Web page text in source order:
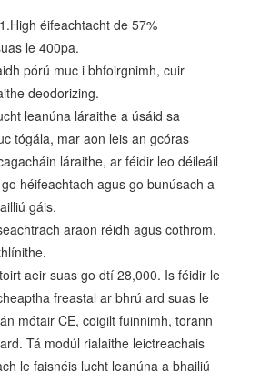
éifeachtacht de 57%
le 400pa.
pórú muc i bhfoirgnimh, cuir
deodorizing.
leanúna láraithe a úsáid sa
tógála, mar aon leis an gcóras
láraithe, ar féidir leo déileáil
héifeachtach agus go bunúsach a
gáis.
araon réidh agus cothrom,
aeir suas go dtí 28,000. Is féidir le
freastal ar bhrú ard suas le
mótair CE, coigilt fuinnimh, torann
Tá modúl rialaithe leictreachais
le faisnéis lucht leanúna a bhailiú